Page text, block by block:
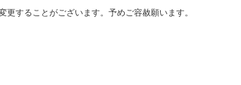
更することがございます。予めご容赦願います。